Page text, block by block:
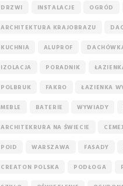
DRZWI INSTALACJE OGRÓD
ARCHITEKTURA KRAJOBRAZU
KUCHNIA ALUPROF
IZOLACJA PORADNIK
POLBRUK FAKRO ŁAZIENKA
MEBLE BATERIE WYWIADY
ARCHITEKRURA NA ŚWIECIE
POID WARSZAWA FASADY
CREATON POLSKA PODŁOGA